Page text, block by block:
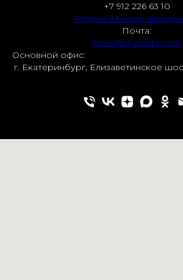
+7 912 226 63 10
Родьев Михаил
Почта:
boss@choobbl.com
Основной офис:
г. Екатеринбург, Елизаветинское